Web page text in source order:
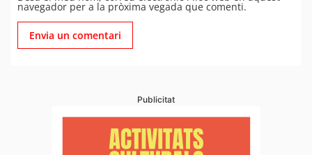
navegador per a la pròxima vegada que comenti.
Publicitat